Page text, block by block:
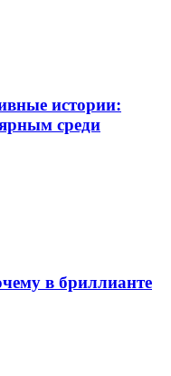
истории:
среди
в бриллианте